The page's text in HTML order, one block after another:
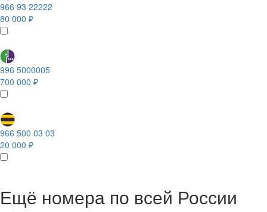
966 93 22222
80 000 ₽
996 5000005
700 000 ₽
966 500 03 03
20 000 ₽
Ещё номера по всей России